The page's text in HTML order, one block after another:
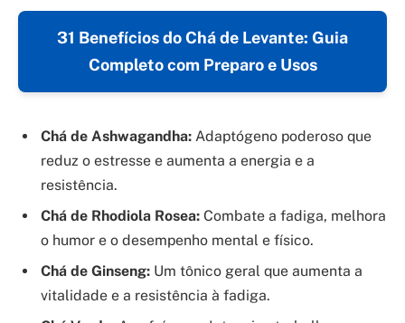
31 Benefícios do Chá de Levante: Guia
Completo com Preparo e Usos
Chá de Ashwagandha: Adaptógeno poderoso que
reduz o estresse e aumenta a energia e a
resistência.
Chá de Rhodiola Rosea: Combate a fadiga, melhora
o humor e o desempenho mental e físico.
Chá de Ginseng: Um tônico geral que aumenta a
vitalidade e a resistência à fadiga.